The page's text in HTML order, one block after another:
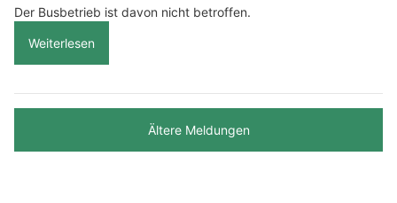
Der Busbetrieb ist davon nicht betroffen.
Weiterlesen
Ältere Meldungen